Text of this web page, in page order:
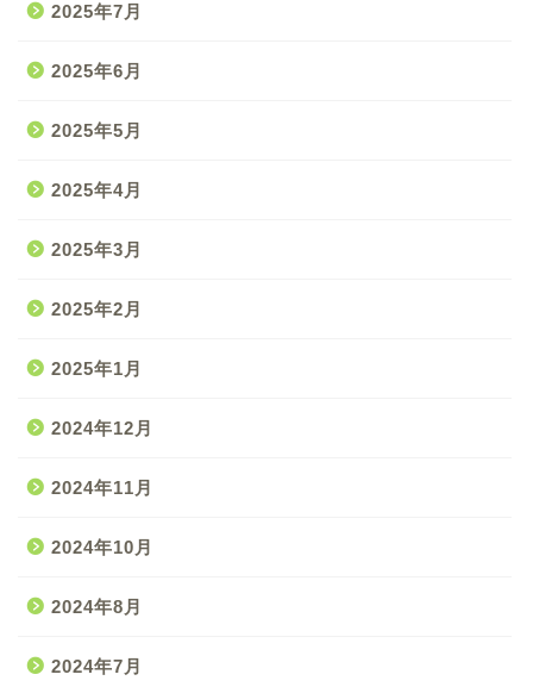
2025年7月
2025年6月
2025年5月
2025年4月
2025年3月
2025年2月
2025年1月
2024年12月
2024年11月
2024年10月
2024年8月
2024年7月